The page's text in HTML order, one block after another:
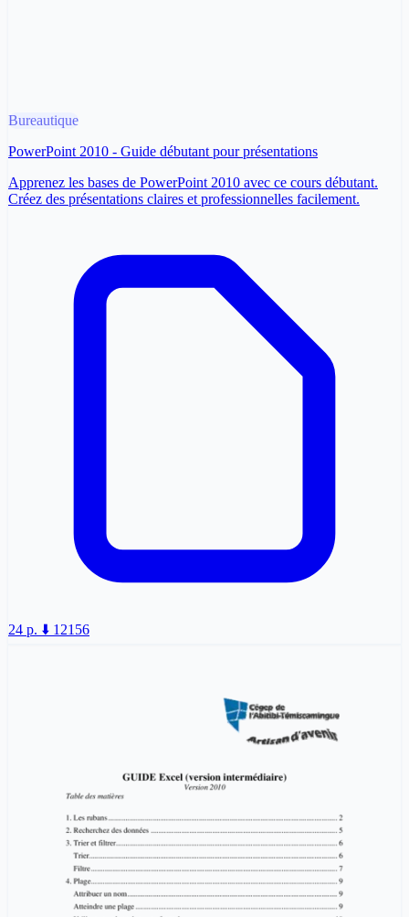
Bureautique
PowerPoint 2010 - Guide débutant pour présentations
Apprenez les bases de PowerPoint 2010 avec ce cours débutant.
Créez des présentations claires et professionnelles facilement.
24 p. ⬇️ 12156